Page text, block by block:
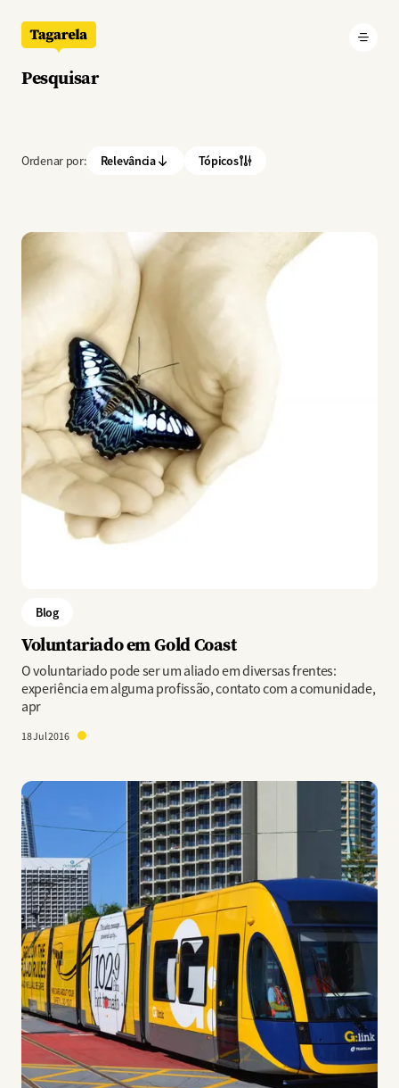
Pesquisar
Ordenar por: Relevância Tópicos
Imagem
Blog
Voluntariado em Gold Coast
O voluntariado pode ser um aliado em diversas frentes:
experiência em alguma profissão, contato com a comunidade,
apr
18 Jul 2016
Imagem